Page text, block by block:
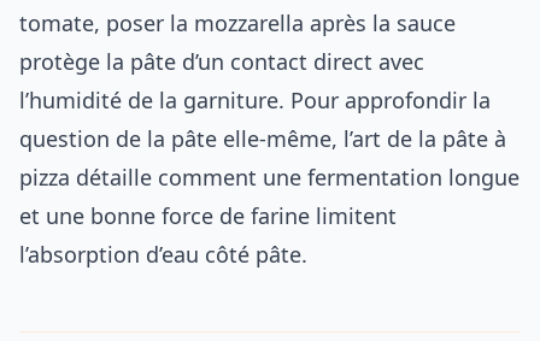
tomate, poser la mozzarella après la sauce
protège la pâte d’un contact direct avec
l’humidité de la garniture. Pour approfondir la
question de la pâte elle-même, l’art de la pâte à
pizza détaille comment une fermentation longue
et une bonne force de farine limitent
l’absorption d’eau côté pâte.